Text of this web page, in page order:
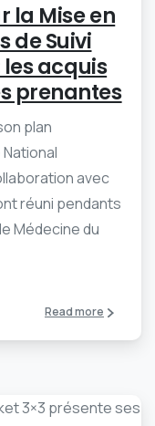
la Mise en
de Suivi
acquis
prenantes
plan
avec
réuni pendants
Médecine du
Read more
0 -